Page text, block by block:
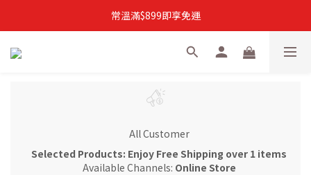
註冊加入新會員，結帳自動折扣$50購物金
常溫滿$899即享免運
註冊新會員，【首購】滿$299免運費
All Customer
Selected Products: Enjoy Free Shipping over 1 items
Available Channels: Online Store